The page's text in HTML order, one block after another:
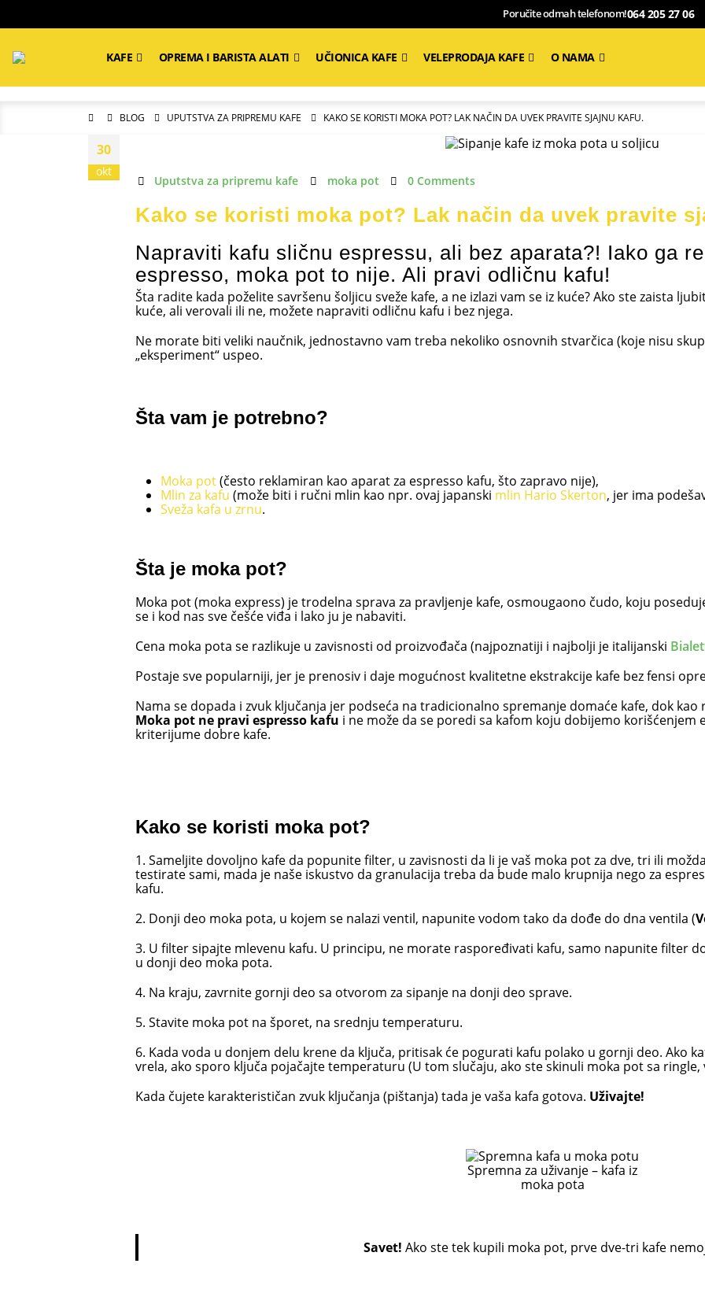
Poručite odmah telefonom!064 205 27 06
KAFE OPREMA I BARISTA ALATI UČIONICA KAFE VELEPRODAJA KAFE O NAMA
BLOG UPUTSTVA ZA PRIPREMU KAFE KAKO SE KORISTI MOKA POT? LAK NAČIN DA UVEK PRAVITE SJAJNU KAFU.
30
okt
Uputstva za pripremu kafe moka pot 0 Comments
Kako se koristi moka pot? Lak način da uvek pravite
Napraviti kafu sličnu espressu, ali bez aparata?! Iako ga
espresso, moka pot to nije. Ali pravi odličnu kafu!
Šta radite kada poželite savršenu šoljicu sveže kafe, a ne izlazi vam se iz kuće? Ako ste zaista
kuće, ali verovali ili ne, možete napraviti odličnu kafu i bez njega.
Ne morate biti veliki naučnik, jednostavno vam treba nekoliko osnovnih stvarčica (koje nisu
„eksperiment“ uspeo.
Šta vam je potrebno?
Moka pot(često reklamiran kao aparat za espresso kafu, što zapravo nije),
Mlin za kafu (može biti i ručni mlin kao npr. ovaj japanski mlin Hario Skerton, jer ima
Sveža kafa u zrnu.
Šta je moka pot?
Moka pot (moka express) je trodelna sprava za pravljenje kafe, osmougaono čudo, koju
se i kod nas sve češće viđa i lako ju je nabaviti.
Cena moka pota se razlikuje u zavisnosti od proizvođača (najpoznatiji i najbolji je italijanski
Postaje sve popularniji, jer je prenosiv i daje mogućnost kvalitetne ekstrakcije kafe bez fensi
Nama se dopada i zvuk ključanja jer podseća na tradicionalno spremanje domaće kafe, dok
Moka pot ne pravi espresso kafu i ne može da se poredi sa kafom koju dobijemo korišćenjem
kriterijume dobre kafe.
Kako se koristi moka pot?
1. Sameljite dovoljno kafe da popunite filter, u zavisnosti da li je vaš moka pot za dve, tri ili
testirate sami, mada je naše iskustvo da granulacija treba da bude malo krupnija nego za
kafu.
2. Donji deo moka pota, u kojem se nalazi ventil, napunite vodom tako da dođe do dna ventila (
3. U filter sipajte mlevenu kafu. U principu, ne morate raspoređivati kafu, samo napunite filter
u donji deo moka pota.
4. Na kraju, zavrnite gornji deo sa otvorom za sipanje na donji deo sprave.
5. Stavite moka pot na šporet, na srednju temperaturu.
6. Kada voda u donjem delu krene da ključa, pritisak će pogurati kafu polako u gornji deo. Ako
vrela, ako sporo ključa pojačajte temperaturu (U tom slučaju, ako ste skinuli moka pot sa ringle,
Kada čujete karakterističan zvuk ključanja (pištanja) tada je vaša kafa gotova. Uživajte!
Spremna za uživanje – kafa iz
moka pota
Savet! Ako ste tek kupili moka pot, prve dve-tri kafe